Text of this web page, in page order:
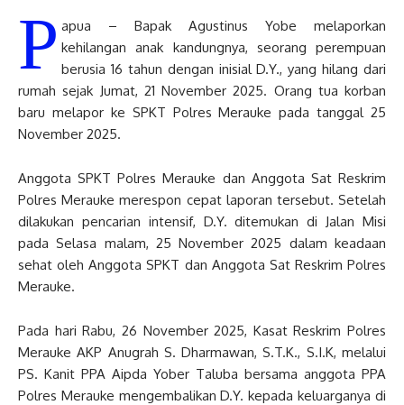
P apua – Bapak Agustinus Yobe melaporkan
kehilangan anak kandungnya, seorang perempuan
berusia 16 tahun dengan inisial D.Y., yang hilang dari
rumah sejak Jumat, 21 November 2025. Orang tua korban
baru melapor ke SPKT Polres Merauke pada tanggal 25
November 2025.
Anggota SPKT Polres Merauke dan Anggota Sat Reskrim
Polres Merauke merespon cepat laporan tersebut. Setelah
dilakukan pencarian intensif, D.Y. ditemukan di Jalan Misi
pada Selasa malam, 25 November 2025 dalam keadaan
sehat oleh Anggota SPKT dan Anggota Sat Reskrim Polres
Merauke.
Pada hari Rabu, 26 November 2025, Kasat Reskrim Polres
Merauke AKP Anugrah S. Dharmawan, S.T.K., S.I.K, melalui
PS. Kanit PPA Aipda Yober Taluba bersama anggota PPA
Polres Merauke mengembalikan D.Y. kepada keluarganya di